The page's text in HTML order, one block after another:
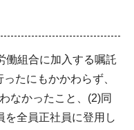
働組合に加入する嘱託
たにもかかわらず、
なかったこと、(2)同
を全員正社員に登用し